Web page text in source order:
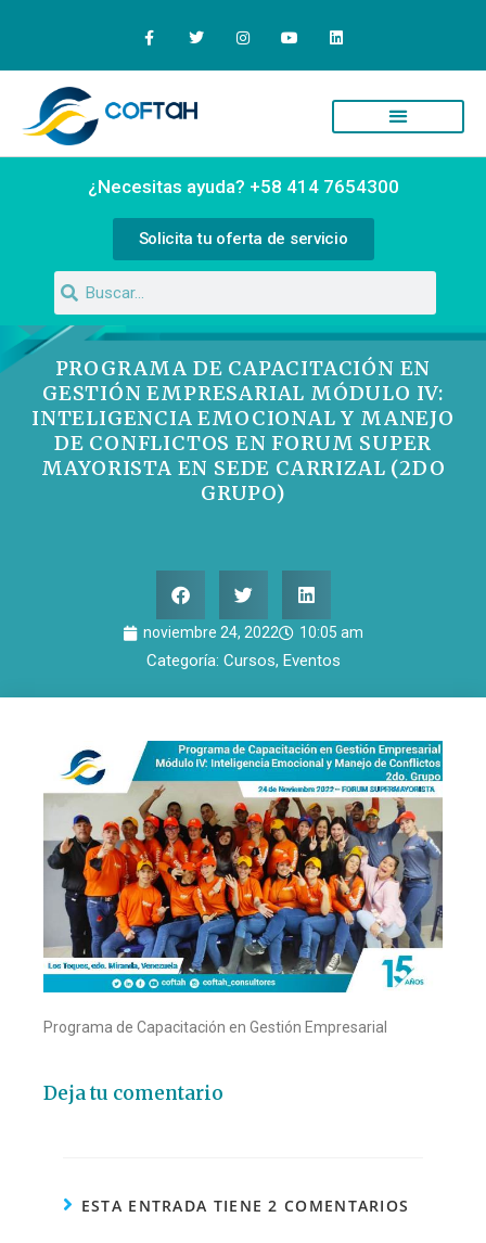
¿Necesitas ayuda? +58 414 7654300
Solicita tu oferta de servicio
PROGRAMA DE CAPACITACIÓN EN
GESTIÓN EMPRESARIAL MÓDULO IV:
INTELIGENCIA EMOCIONAL Y MANEJO
DE CONFLICTOS EN FORUM SUPER
MAYORISTA EN SEDE CARRIZAL (2DO
GRUPO)
noviembre 24, 2022 10:05 am
Categoría: Cursos, Eventos
Programa de Capacitación en Gestión Empresarial
Deja tu comentario
ESTA ENTRADA TIENE 2 COMENTARIOS